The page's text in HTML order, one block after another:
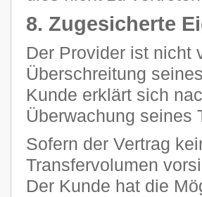
8. Zugesicherte
Der Provider ist nicht
Überschreitung
Kunde erklärt sich
Überwachung seines
Sofern der Vertrag
Transfervolumen
Der Kunde hat die